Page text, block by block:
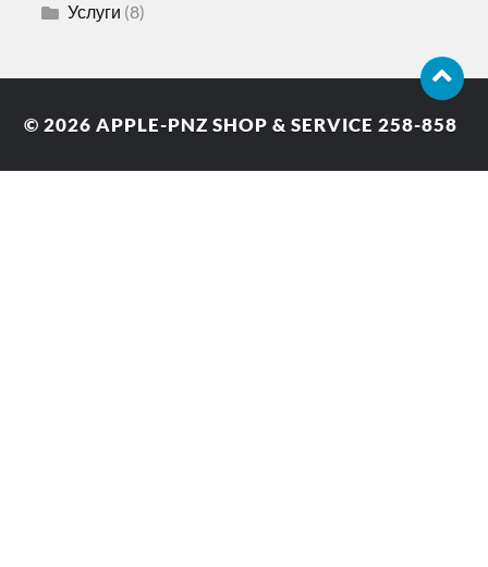
Услуги (8)
© 2026APPLE-PNZ SHOP & SERVICE 258-858